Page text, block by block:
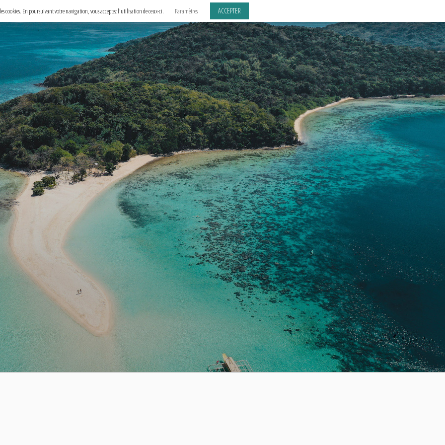
cookies. En poursuivant votre navigation, vous acceptez l'utilisation de ceux-ci. Paramètres ACCEPTER